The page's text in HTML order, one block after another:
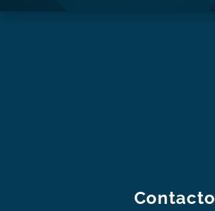
Contacto